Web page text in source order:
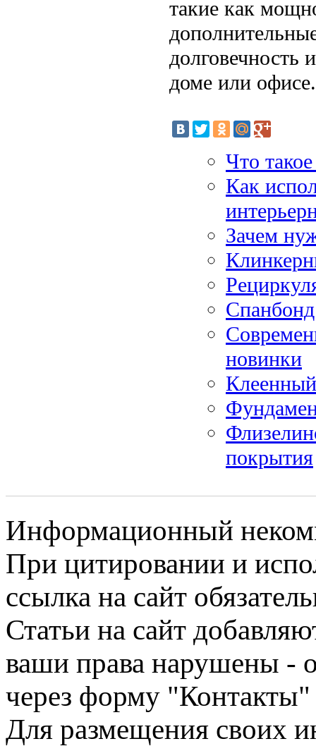
такие как
долговечность
доме или офисе.
Что
Как
Зачем
новинки
покрытия
Информационный
При цитировании и
ссылка на сайт
Статьи на сайт
ваши права нарушены -
через форму "Контакты"
Для размещения своих